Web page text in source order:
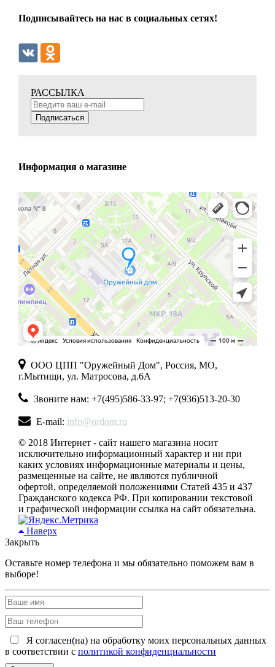
Подписывайтесь на нас в социальных сетях!
РАССЫЛКА
Подписаться
Информация о магазине
ООО ЦПП "Оружейный Дом", Россия, МО,
г.Мытищи, ул. Матросова, д.6А
Звоните нам: +7(495)586-33-97; +7(936)513-20-30
E-mail: info@ordom.ru
© 2018 Интернет - сайт нашего магазина носит
исключительно информационный характер и ни при
каких условиях информационные материалы и цены,
размещенные на сайте, не являются публичной
офертой, определяемой положениями Статей 435 и 437
Гражданского кодекса РФ. При копировании текстовой
и графической информации ссылка на сайт обязательна.
Наверх
Закрыть
Оставьте номер телефона и мы обязательно поможем вам в
выборе!
Я согласен(на) на обработку моих персональных данных
в соответствии с политикой конфиденциальности